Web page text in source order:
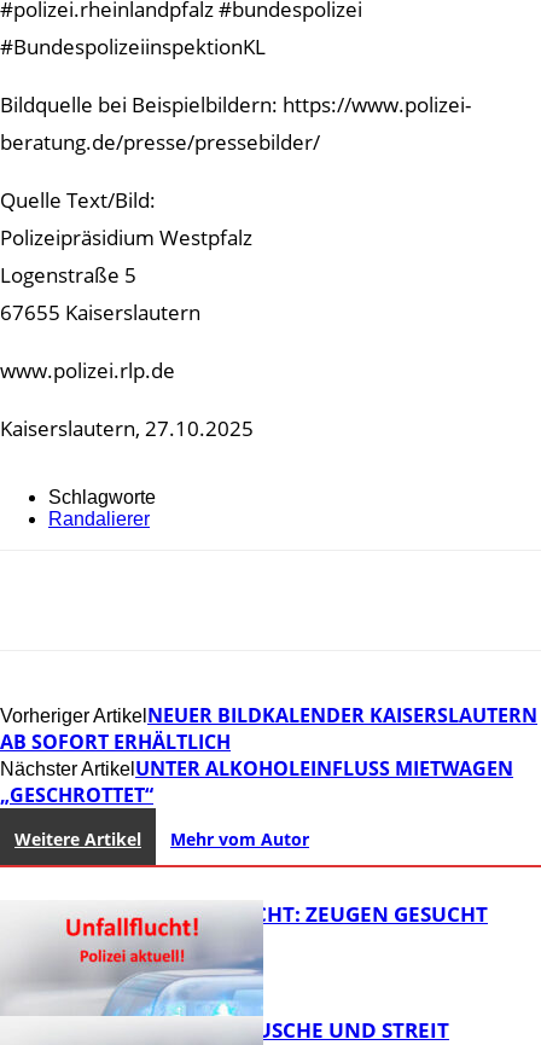
#polizei.rheinlandpfalz #bundespolizei
#BundespolizeiinspektionKL
Bildquelle bei Beispielbildern: https://www.polizei-
beratung.de/presse/pressebilder/
Quelle Text/Bild:
Polizeipräsidium Westpfalz
Logenstraße 5
67655 Kaiserslautern
www.polizei.rlp.de
Kaiserslautern, 27.10.2025
Schlagworte
Randalierer
Vorheriger Artikel NEUER BILDKALENDER KAISERSLAUTERN
AB SOFORT ERHÄLTLICH
Nächster Artikel UNTER ALKOHOLEINFLUSS MIETWAGEN
„GESCHROTTET“
Weitere Artikel Mehr vom Autor
UNFALLFLUCHT: ZEUGEN GESUCHT
KNALLGERÄUSCHE UND STREIT